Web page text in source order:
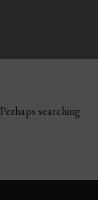
searching